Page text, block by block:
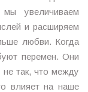
увеличиваем
и расширяем
любви. Когда
перемен. Они
так, что между
влияет на наше